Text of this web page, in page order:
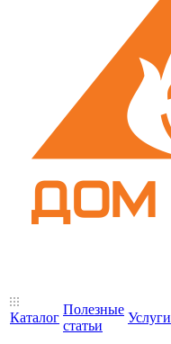
Каталог
Полезные
статьи
Услуги